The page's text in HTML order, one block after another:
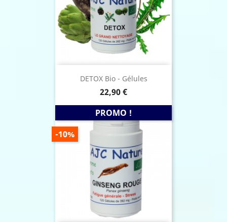
DETOX Bio - Gélules
Prix
22,90 €
PROMO !
PRIX
DE
-10%